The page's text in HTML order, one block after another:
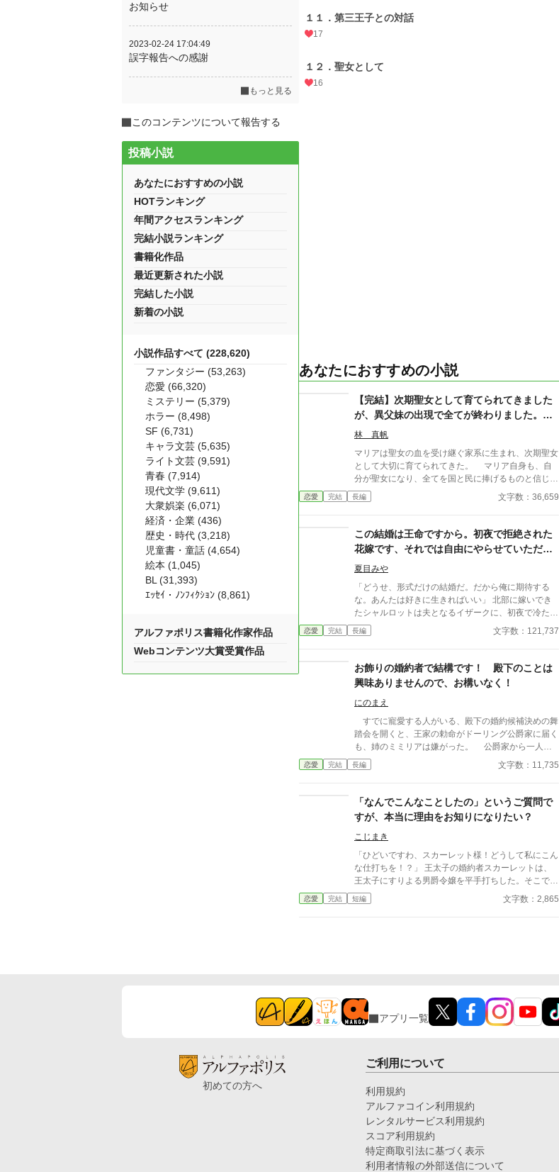
１１．第三王子との対話
17
１２．聖女として
16
あなたにおすすめの小説
【完結】次期聖女として育てられてきました
が、異父妹の出現で全てが終わりました。史
上最高の聖女を追放した代償は高くつきま
林 真帆
マリアは聖女の血を受け継ぐ家系に生まれ、次期聖女
として大切に育てられてきた。 マリア自身も、自
分が聖女になり、全てを国と民に捧げるものと信じて
疑わなかった。 そんなマリアの前に、異父妹のカ
タリナが突然現れる。 そして、カタリナが現れた
女である母親のエリザベートが、マリアを追い出し、
カタリナを次期聖女にしようと企んでいるよう
で……。 2022.6.22 第一章完結しました。 2022.7.5
第二章完結しました。 第一章は、主人公が理不尽
な目に遭い、追放されるまでのお話です。 第二章
は、主人公が国を追放された後の生活。まだまだ不幸
は続きます。 第三章から徐々に主人公が報われる展
開となる予定です。
恋愛 完結 長編 文字数：36,659
この結婚は王命ですから。初夜で拒絶された
花嫁です、それでは自由にやらせていただき
ます！
夏目みや
「どうせ、形式だけの結婚だ。だから俺に期待する
な。あんたは好きに生きればいい」 北部に嫁いでき
たシャルロットは夫となるイザークに、初夜で冷たく
拒絶されてしまう。 南部の富豪、セバスティア侯爵
家シャルロットと北部のイザーク・カロン侯爵。 北
王命の重さ、理解してらっしゃいますか？ ――ま
あ、いいか。そっちがその気なら、好きにやらせてい
ただきます！ 領地改革始めましょう。南部から持っ
てきた食料を市井にふるまい、お金だってジャンジャ
ン使って景気よく！ 好き勝手に過ごしていると、な
ぜか近づいてくる旦那様。 好きにしろと言ったのは
そっちでしょう？ なのに今さら距離を詰めてくるの
はどうして？ この結婚の本当の目的を、彼はまだ知
らない――。
恋愛 完結 長編 文字数：121,737
お飾りの婚約者で結構です！ 殿下のことは
興味ありませんので、お構いなく！
にのまえ
すでに寵愛する人がいる、殿下の婚約候補決めの舞
踏会を開くと、王家の勅命がドーリング公爵家に届く
も、姉のミミリアは嫌がった。 公爵家から一人娘
という言葉に、舞踏会に参加することになった、ドー
リング公爵家の次女・ミーシャ。 家族の中で“役立
女の唯一の望みは――「舞踏会で、美味しい料理を食
べること」。 だが、そんな慎ましい願いとは裏腹
に、 舞踏会の夜、思いもよらぬ出来事が起こりミ
ーシャは前世、読んでいた小説の世界だと気付く。
恋愛 完結 長編 文字数：11,735
「なんでこんなことしたの」というご質問で
すが、本当に理由をお知りになりたい？
こじまき
「ひどいですわ、スカーレット様！どうして私にこん
な仕打ちを！？」 王太子の婚約者スカーレットは、
王太子にすりよる男爵令嬢を平手打ちした。そこで返
ってきたのが「どうしてこんなことを」という質問で
ある。 わからないなら、丁寧にご説明して差し上げ
恋愛 完結 短編 文字数：2,865
お知らせ
2023-02-24 17:04:49
誤字報告への感謝
もっと見る
このコンテンツについて報告する
投稿小説
あなたにおすすめの小説
HOTランキング
年間アクセスランキング
完結小説ランキング
書籍化作品
最近更新された小説
完結した小説
新着の小説
小説作品すべて (228,620)
ファンタジー (53,263)
恋愛 (66,320)
ミステリー (5,379)
ホラー (8,498)
SF (6,731)
キャラ文芸 (5,635)
ライト文芸 (9,591)
青春 (7,914)
現代文学 (9,611)
大衆娯楽 (6,071)
経済・企業 (436)
歴史・時代 (3,218)
児童書・童話 (4,654)
絵本 (1,045)
BL (31,393)
ｴｯｾｲ・ﾉﾝﾌｨｸｼｮﾝ (8,861)
アルファポリス書籍化作家作品
Webコンテンツ大賞受賞作品
アプリ一覧
初めての方へ
ご利用について
利用規約
アルファコイン利用規約
レンタルサービス利用規約
スコア利用規約
特定商取引法に基づく表示
利用者情報の外部送信について